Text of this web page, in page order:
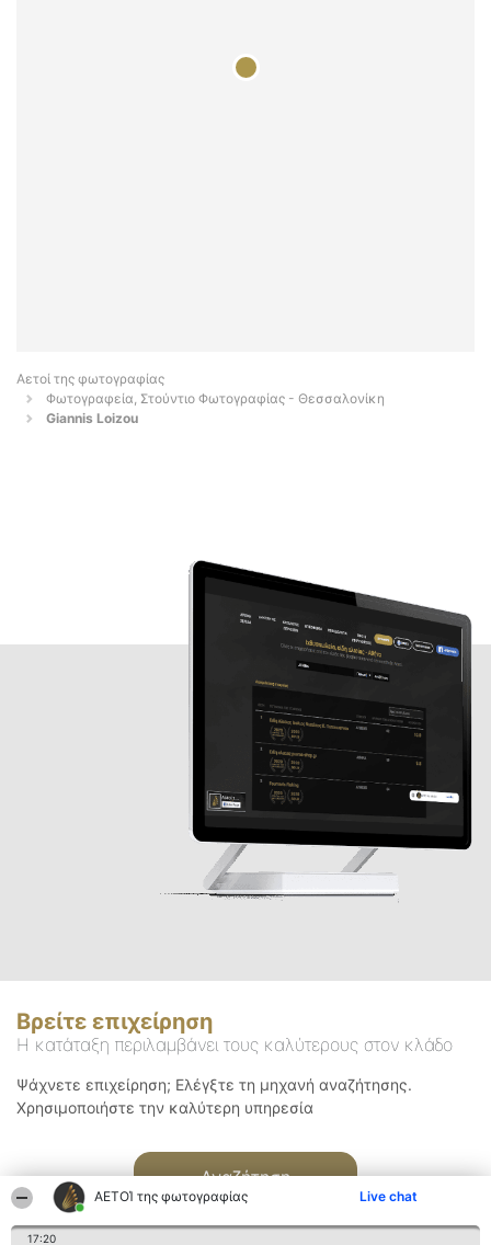
ΑΕΤΟΊ της φωτογραφίας Live chat
17:20
Αετοί της φωτογραφίας
Φωτογραφεία, Στούντιο Φωτογραφίας - Θεσσαλονίκη
Giannis Loizou
Βρείτε επιχείρηση
Η κατάταξη περιλαμβάνει τους καλύτερους στον κλάδο
Ψάχνετε επιχείρηση; Ελέγξτε τη μηχανή αναζήτησης.
Χρησιμοποιήστε την καλύτερη υπηρεσία
Αναζήτηση